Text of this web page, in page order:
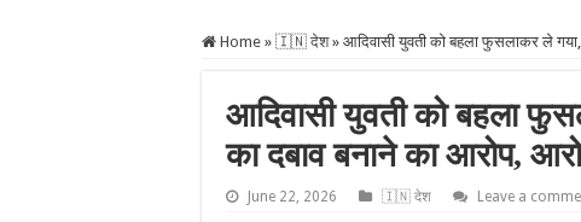
Home » 🇮🇳 देश » आदिवासी युवती को बहला फुसलाकर ले गया,
आदिवासी युवती को बहला
का दबाव बनाने का आरोप,
June 22, 2026 🇮🇳 देश Leave a